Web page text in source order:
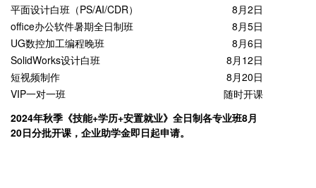
平面设计白班（PS/AI/CDR）
8月2日
office办公软件暑期全日制班
8月5日
UG数控加工编程晚班
8月6日
SolidWorks设计白班
8月12日
短视频制作
8月20日
VIP一对一班
随时开课
2024年秋季《技能+学历+安置就业》全日制各专业班8月
20日分批开课，企业助学金即日起申请。